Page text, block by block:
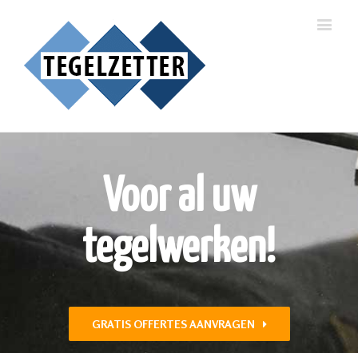
Voor al uw
tegelwerken!
GRATIS OFFERTES AANVRAGEN